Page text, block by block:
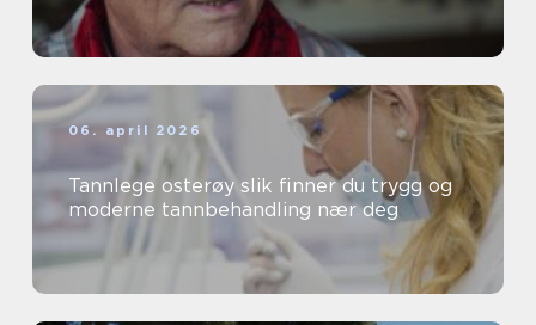
06. april 2026
Tannlege osterøy slik finner du trygg og
moderne tannbehandling nær deg